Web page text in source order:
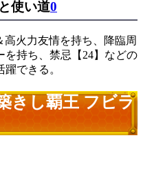
使い道0
火力友情を持ち、降臨周
を持ち、禁忌【24】などの
できる。
きし覇王 フビラ